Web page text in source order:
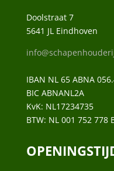
Doolstraat 7
5641 JL Eindhoven
IBAN NL 65 ABNA
BIC ABNANL2A
KvK: NL17234735
BTW: NL 001 752 778